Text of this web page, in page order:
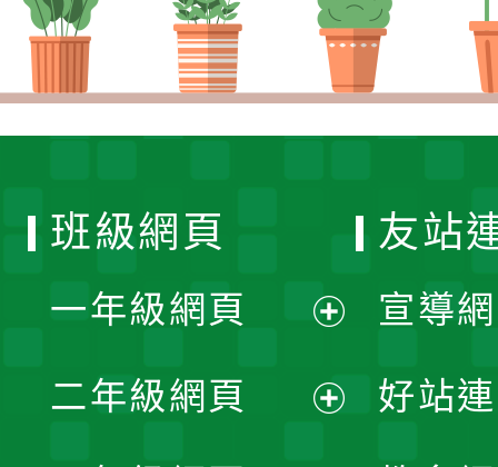
班級網頁
一年級網頁
開
二年級網頁
友站
宣導
好站